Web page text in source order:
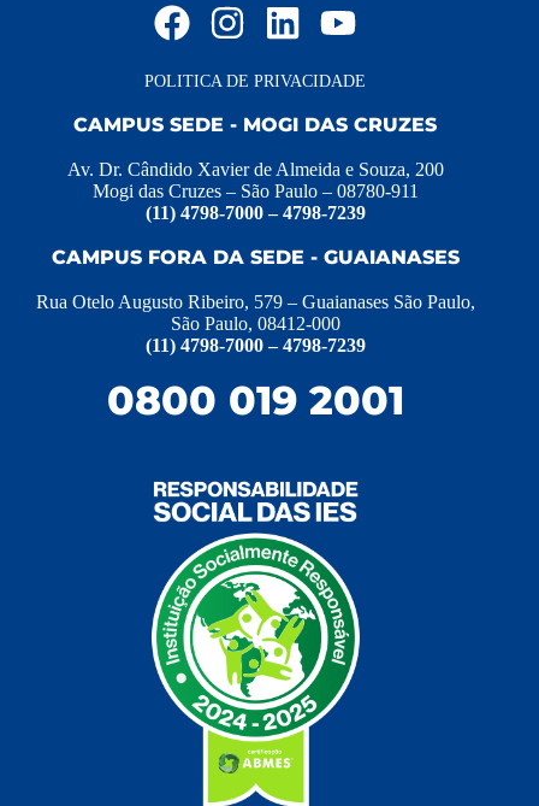
POLITICA DE PRIVACIDADE
CAMPUS SEDE - MOGI DAS CRUZES
Av. Dr. Cândido Xavier de Almeida e Souza, 200
Mogi das Cruzes – São Paulo – 08780-911
(11) 4798-7000 – 4798-7239
CAMPUS FORA DA SEDE - GUAIANASES
Rua Otelo Augusto Ribeiro, 579 – Guaianases São Paulo,
São Paulo, 08412-000
(11) 4798-7000 – 4798-7239
0800 019 2001